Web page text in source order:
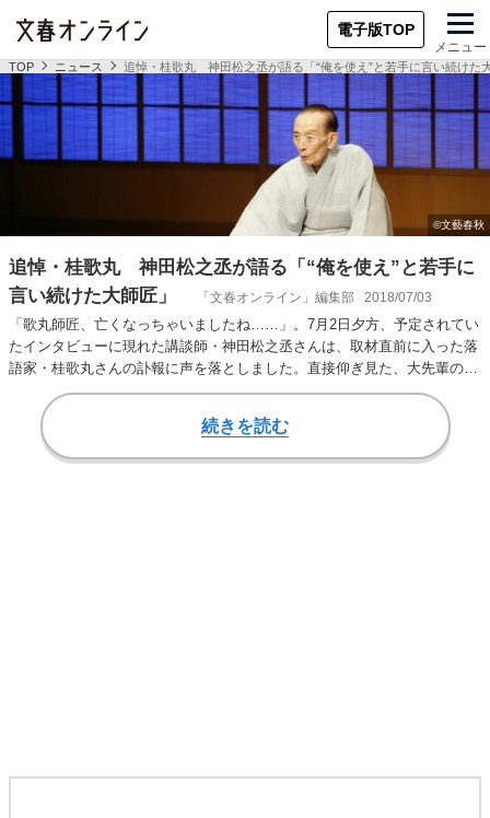
電子版TOP
メニュー
TOP ニュース 追悼・桂歌丸 神田松之丞が語る「“俺を使え”と若手に言い続けた
追悼・桂歌丸 神田松之丞が語る「“俺を使え”と若手に
言い続けた大師匠」
「文春オンライン」編集部 2018/07/03
「歌丸師匠、亡くなっちゃいましたね……」。7月2日夕方、予定されてい
たインタビューに現れた講談師・神田松之丞さんは、取材直前に入った落
語家・桂歌丸さんの訃報に声を落としました。直接仰ぎ見た、大先輩の背
中とは。思い出を…
続きを読む